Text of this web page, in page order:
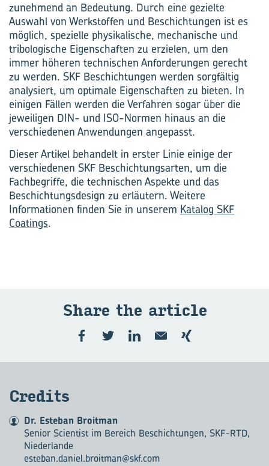
zunehmend an Bedeutung. Durch eine gezielte
Auswahl von Werkstoffen und Beschichtungen ist es
möglich, spezielle physikalische, mechanische und
tribologische Eigenschaften zu erzielen, um den
immer höheren technischen Anforderungen gerecht
zu werden. SKF Beschichtungen werden sorgfältig
analysiert, um optimale Eigenschaften zu bieten. In
einigen Fällen werden die Verfahren sogar über die
jeweiligen DIN- und ISO-Normen hinaus an die
verschiedenen Anwendungen angepasst.
Dieser Artikel behandelt in erster Linie einige der
verschiedenen SKF Beschichtungsarten, um die
Fachbegriffe, die technischen Aspekte und das
Beschichtungsdesign zu erläutern. Weitere
Informationen finden Sie in unserem Katalog SKF
Coatings.
Share the ar­ticle
Cre­dits
Dr. Esteban Broitman
Senior Scientist im Bereich Beschichtungen, SKF-RTD,
Niederlande
esteban.daniel.broitman@skf.com